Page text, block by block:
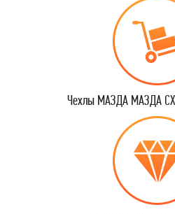
Чехлы МАЗДА МАЗДА